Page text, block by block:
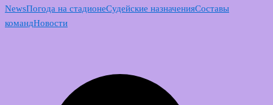
NewsПогода на стадионеСудейские назначенияСоставы
командНовости